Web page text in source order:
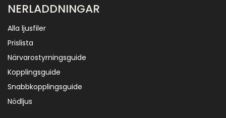
NERLADDNINGAR
Alla ljusfiler
Prislista
Närvarostyrningsguide
Kopplingsguide
Snabbkopplingsguide
Nödljus